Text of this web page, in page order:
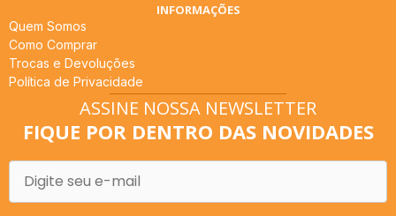
INFORMAÇÕES
Quem Somos
Como Comprar
Trocas e Devoluções
Política de Privacidade
ASSINE NOSSA NEWSLETTER
FIQUE POR DENTRO DAS NOVIDADES